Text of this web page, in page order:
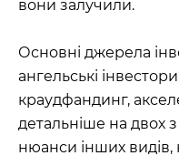
вони залучили.
Основні джерела
ангельські
краудфандинг,
детальніше на двох
нюанси інших